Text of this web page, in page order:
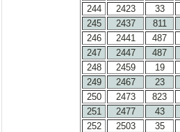
244
2423 33
245
2437 811
246
2441 487
247
2447 487
248
2459 19
249
2467 23
250
2473 823
251
2477 43
252
2503 35